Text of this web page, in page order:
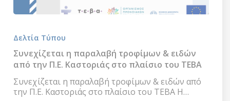
παραλαβή
τροφίμων
&
ειδών
από
την
Δελτία Τύπου
Συνεχίζεται η παραλαβή τροφίμων & ειδών
από την Π.Ε. Καστοριάς στο πλαίσιο του ΤΕΒΑ
Συνεχίζεται η παραλαβή τροφίμων & ειδών από
την Π.Ε. Καστοριάς στο πλαίσιο του ΤΕΒΑ Η…